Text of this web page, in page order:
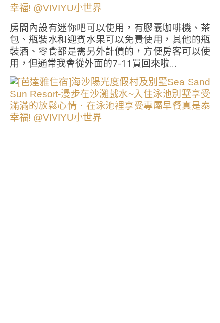
房間內設有迷你吧可以使用，有膠囊咖啡機、茶
包、瓶裝水和迎賓水果可以免費使用，其他的瓶
裝酒、零食都是需另外計價的，方便房客可以使
用，但通常我會從外面的7-11買回來啦…